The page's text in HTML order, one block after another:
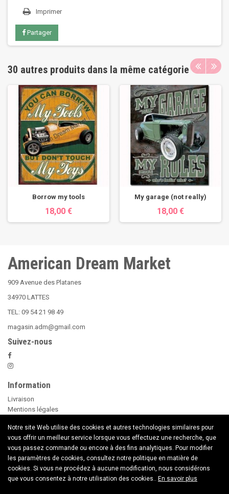
Notre site Web utilise des cookies et autres technologies similaires pour
vous offrir un meilleur service lorsque vous effectuez une recherche, que
vous passez commande ou encore à des fins analytiques. Pour modifier
les paramètres de cookies, consultez notre politique en matière de
cookies. Si vous ne procédez à aucune modification, nous considérons
que vous consentez à notre utilisation des cookies.. En savoir plus
Imprimer
Partager
30 autres produits dans la même catégorie
Borrow my tools
18,00 €
My garage (not really)
18,00 €
American Dream Market
909 Avenue des Platanes
34970 LATTES
TEL: 09 54 21 98 49
magasin.adm@gmail.com
Suivez-nous
Information
Livraison
Mentions légales
Paiement sécurisé
Le Beer Pong
conseils d'utilisation des Bougies
Nouveaux Produits
Contactez nous